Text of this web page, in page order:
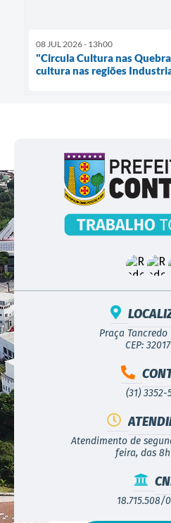
08 JUL 2026 - 13h00
"Circula Cultura nas
cultura nas regiões
Praça Tancredo
CEP:
(31) 3352-
Atendimento de
feira, das 8h
18.715.508/